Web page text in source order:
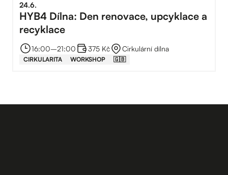
24.6.
HYB4 Dílna: Den renovace, upcyklace a
recyklace
16:00–⁠21:00 375 Kč Cirkulární dílna
CIRKULARITA WORKSHOP 🇬🇧